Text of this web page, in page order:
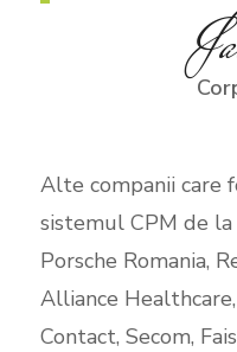
Alte companii care
sistemul CPM de
Porsche Romania,
Alliance
Contact, Secom,